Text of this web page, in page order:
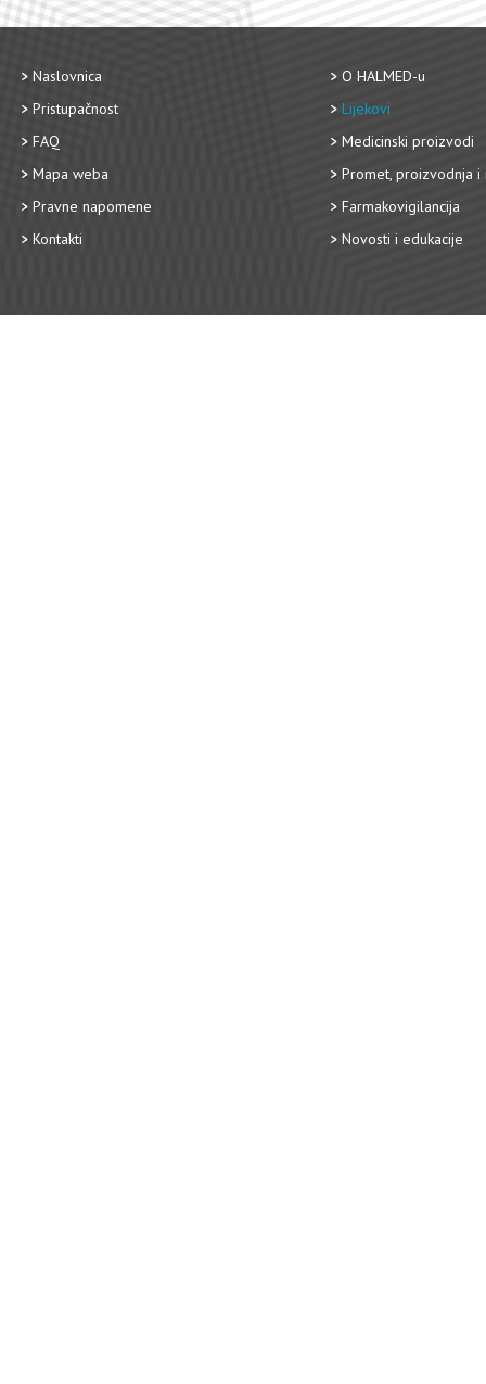
Naslovnica
Pristupačnost
FAQ
Mapa weba
Pravne napomene
Kontakti
O HALMED-u
Lijekovi
Medicinski proizvodi
Promet, proizvodnja i
Farmakovigilancija
Novosti i edukacije